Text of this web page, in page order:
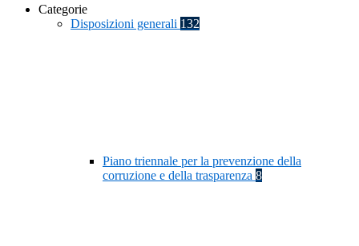
Categorie
Disposizioni generali 132
Piano triennale per la prevenzione della
corruzione e della trasparenza 8